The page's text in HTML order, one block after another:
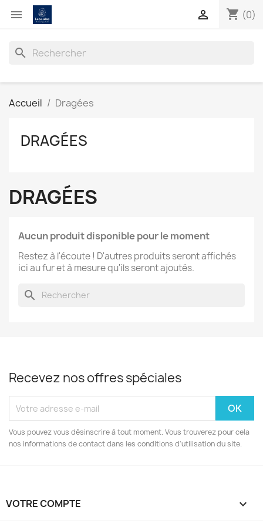
 shopping_cart (0)

search
Accueil Dragées
DRAGÉES
DRAGÉES
Aucun produit disponible pour le moment
Restez à l'écoute ! D'autres produits seront affichés
ici au fur et à mesure qu'ils seront ajoutés.
search
Recevez nos offres spéciales
Vous pouvez vous désinscrire à tout moment. Vous trouverez pour cela
nos informations de contact dans les conditions d'utilisation du site.
VOTRE COMPTE 